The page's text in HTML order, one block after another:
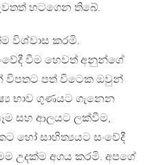
හටගෙන තිබේ.
විශ්වාස කරමි.
වීම හෙවත් අනුන්ගේ
විපතට පත් විටෙක ඔවුන්
භාව ගුණයට ගැනෙන
සහ ආලයට ලක්වීම,
හෝ සාහිත්‍යයට සංවේදී
උදක්ම අගය කරමි. අපගේ